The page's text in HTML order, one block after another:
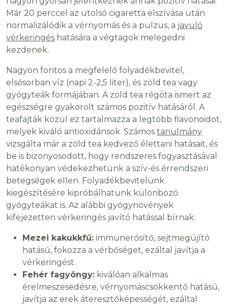
Már 20 perccel az utolsó cigaretta elszívása után
normalizálódik a vérnyomás és a pulzus, a javuló
vérkeringés hatására a végtagok melegedni
kezdenek.
Nagyon fontos a megfelelő folyadékbevitel,
elsősorban víz (napi 2-2,5 liter), és zöld tea vagy
gyógyteák formájában. A zöld tea régóta ismert az
egészségre gyakorolt számos pozitív hatásáról. A
teafajták közül ez tartalmazza a legtöbb flavonoidot,
melyek kiváló antioxidánsok. Számos tanulmány
vizsgálta már a zöld tea kedvező élettani hatásait, és
be is bizonyosodott, hogy rendszeres fogyasztásával
hatékonyan védekezhetünk a szív-és érrendszeri
betegségek ellen. Folyadékbevitelünk
kiegészítésére kipróbálhatunk különböző
gyógyteákat is. Az alábbi gyógynövények
kifejezetten vérkeringés javító hatással bírnak:
Mezei kakukkfű: immunerősítő, sejtmegújító
hatású, fokozza a vérbőséget, ezáltal javítja a
vérkeringést.
Fehér fagyöngy: kiválóan alkalmas
érelmeszesedésre, vérnyomáscsökkentő hatású,
javítja az erek áteresztőképességét, ezáltal